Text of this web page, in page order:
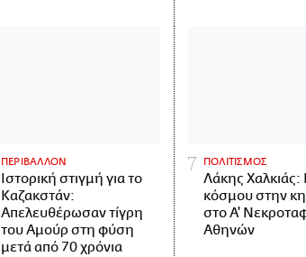
ΠΕΡΙΒΑΛΛΟΝ
Ιστορική στιγμή για το
Καζακστάν:
Απελευθέρωσαν τίγρη
του Αμούρ στη φύση
μετά από 70 χρόνια
ΠΟΛΙΤΙΣΜΟΣ
Λάκης
κόσμου στην
στο Α'
Αθηνών